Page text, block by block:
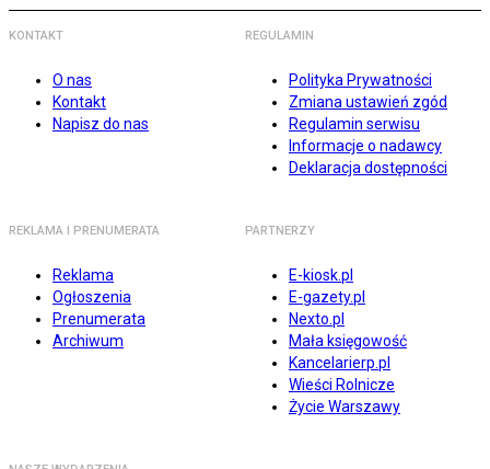
KONTAKT
O nas
Kontakt
Napisz do nas
REGULAMIN
Polityka Prywatności
Zmiana ustawień zgód
Regulamin serwisu
Informacje o nadawcy
Deklaracja dostępności
REKLAMA I PRENUMERATA
Reklama
Ogłoszenia
Prenumerata
Archiwum
PARTNERZY
E-kiosk.pl
E-gazety.pl
Nexto.pl
Mała księgowość
Kancelarierp.pl
Wieści Rolnicze
Życie Warszawy